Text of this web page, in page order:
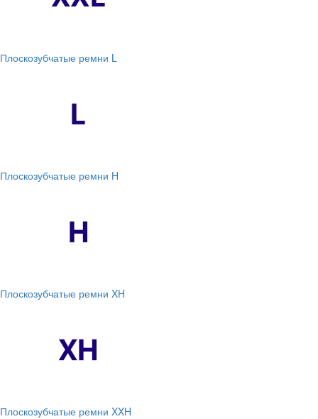
Плоскозубчатые ремни L
Плоскозубчатые ремни H
Плоскозубчатые ремни XH
Плоскозубчатые ремни XXH